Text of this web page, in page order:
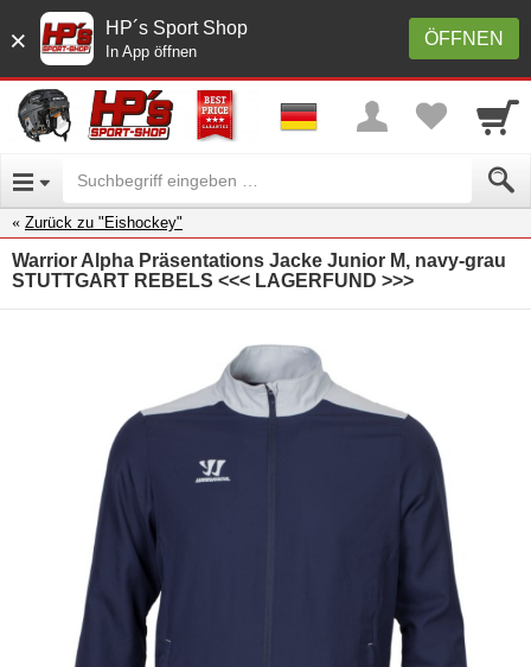
× ÖFFNEN
HP´s Sport Shop
In App öffnen
Zurück zu "Eishockey"
Warrior Alpha Präsentations Jacke Junior M, navy-grau
STUTTGART REBELS <<< LAGERFUND >>>